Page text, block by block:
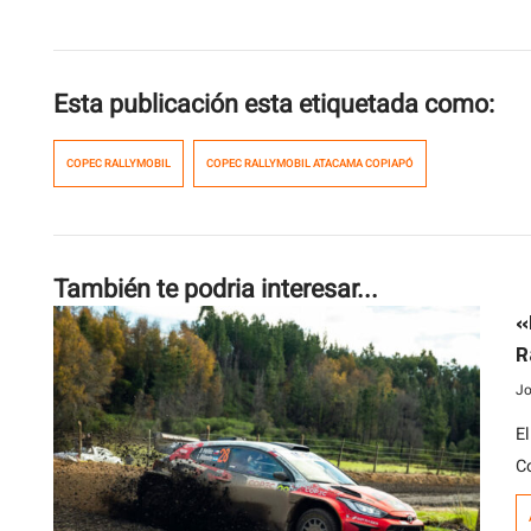
Esta publicación esta etiquetada como:
COPEC RALLYMOBIL COPEC RALLYMOBIL ATACAMA COPIAPÓ
También te podria interesar...